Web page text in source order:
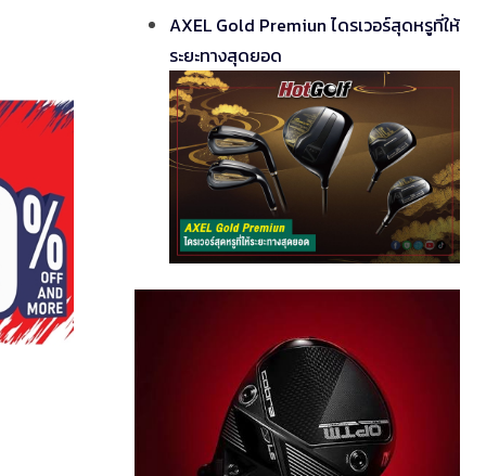
AXEL Gold Premiun ไดรเวอร์สุดหรูที่ให้
ระยะทางสุดยอด